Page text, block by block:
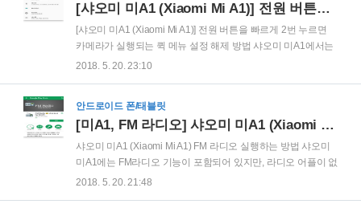
습니다. 관련 글 참조 [샤오미 미A1 (Xiaomi Mi A1)] 전원 버튼을
빠르게 2번 누르면 카메라가 실행되는 퀵 메뉴 설정 해제 방법
하지만 안드로이드가 버전업 되면서 설정 변경에 약간의 변화
[샤오미 미A1 (Xiaomi Mi A1)] 전원 버튼을 빠르게 2번 누르면 카메라가 실행되는 퀵 메뉴 설정 해제 방법
[샤오미 미A1 (Xiaomi Mi A1)] 전원 버튼을 빠르게 2번 누르면
카메라가 실행되는 퀵 메뉴 설정 해제 방법 샤오미 미A1에서는
전원 버튼을 빠르게 2번 누르면 카메라가 설정됩니다. 빠르게
는 아주 번거롭고 짜증나는 기능이 됩니다. 그런데 문제는 이렇
게 전원버튼을 2번 눌러서 카메라를 빠르게 실행시키는 것을 해
제하는 방법을 찾기가 어렵다는 점입니다. 오랜 시간 노력한 결
과 드디어 그 방법을 찾았습니다. 우선 설정으로 들어갑니다. 설
2018. 5. 20. 23:10
안드로이드 폰/태블릿
[미A1, FM 라디오] 샤오미 미A1 (Xiaomi Mi A1) FM 라디오 실행하는 방법
샤오미 미A1 (Xiaomi Mi A1) FM 라디오 실행하는 방법 샤오미
미A1에는 FM라디오 기능이 포함되어 있지만, 라디오 어플이 없
어서 라디오 기능을 사용할 수는 없습니다. 그렇지만 라디오 사
2018. 5. 20. 21:48